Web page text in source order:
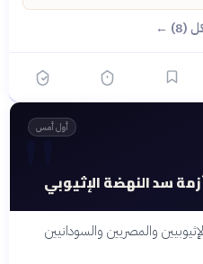
←
"
أول أمس
سد النهضة الإثيوبي
والمصريين والسودانيين